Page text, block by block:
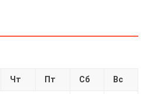
Чт Пт Сб Вс